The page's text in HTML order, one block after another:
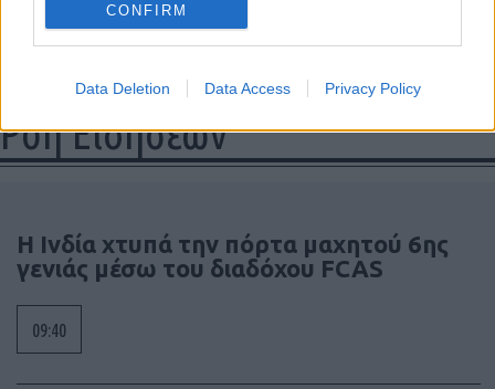
CONFIRM
Data Deletion Data Access Privacy Policy
Ροή Ειδήσεων
Η Ινδία χτυπά την πόρτα μαχητού 6ης
γενιάς μέσω του διαδόχου FCAS
09:40